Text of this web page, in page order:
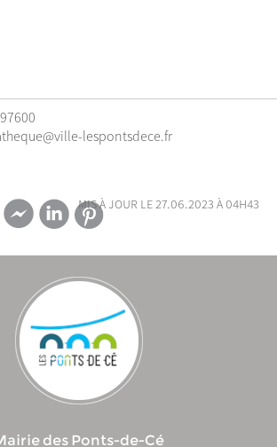
lespontsdece.fr
mis à jour le 27.06.2023 à 04h43
des Ponts-de-Cé